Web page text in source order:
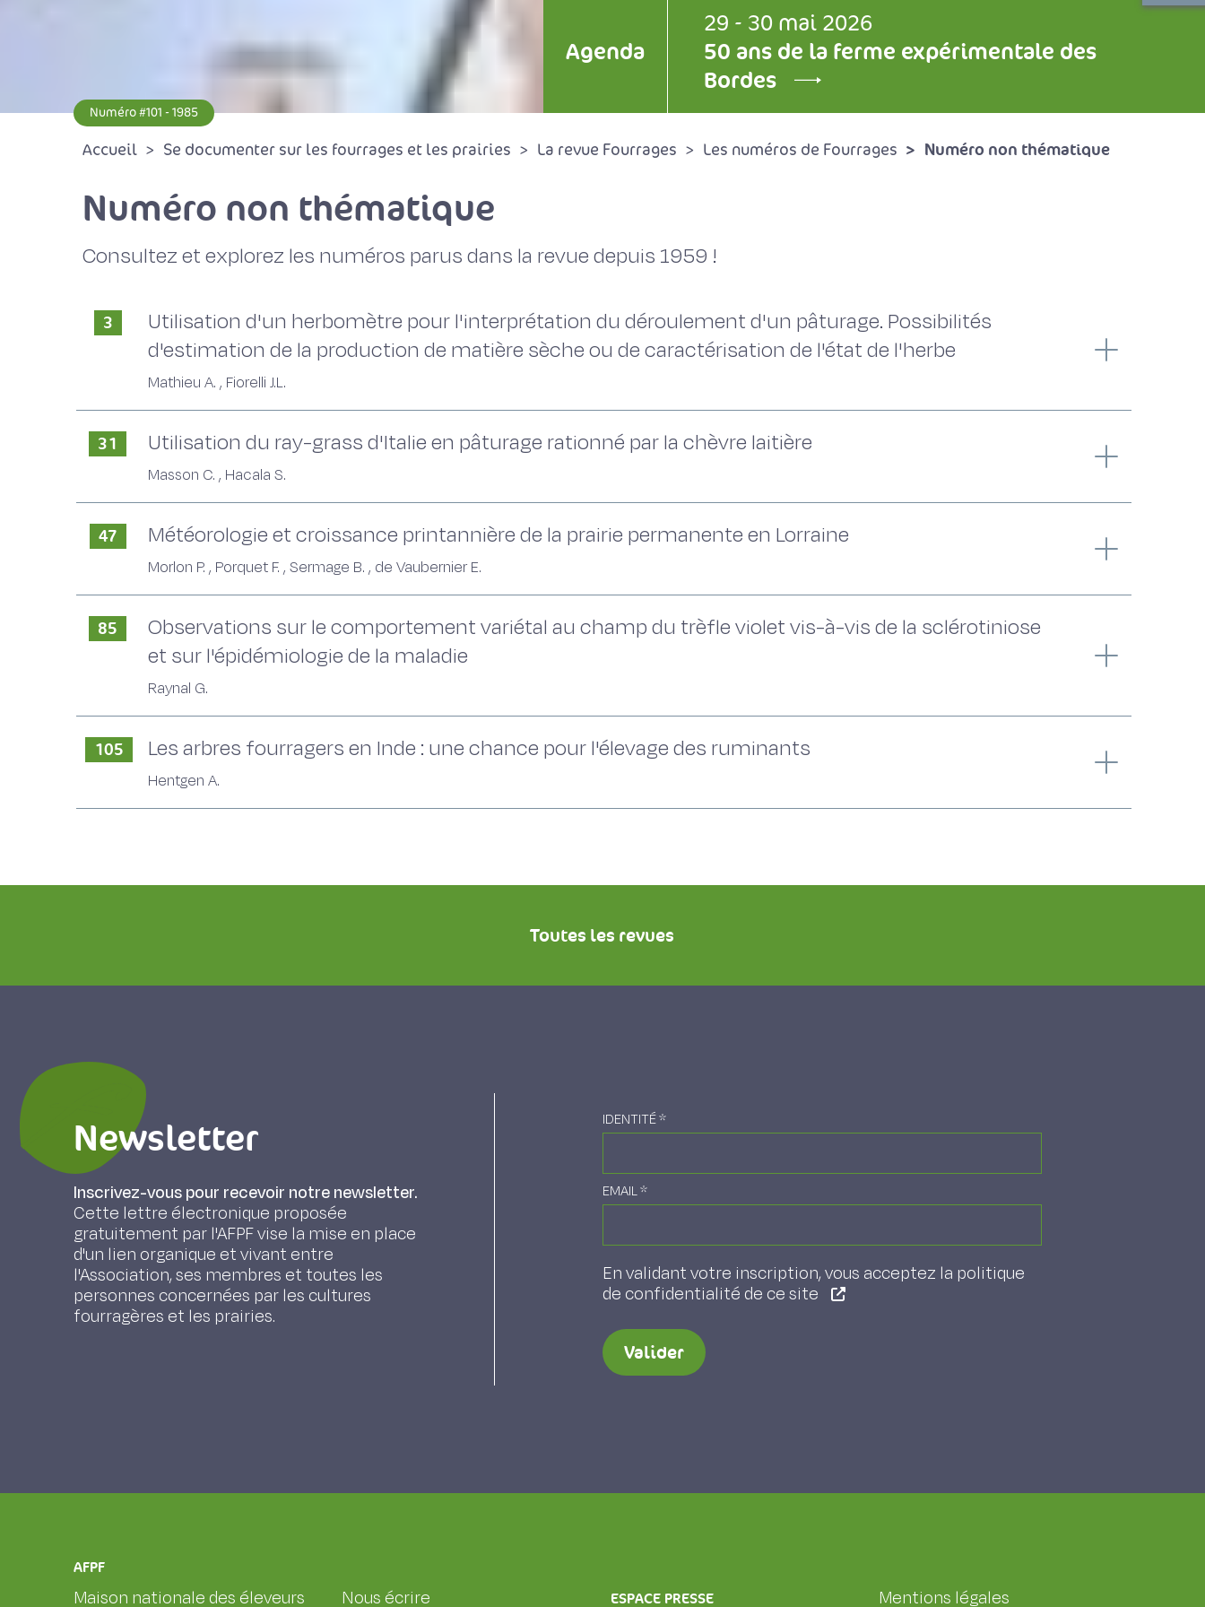
Agenda
29 - 30 mai 2026
50 ans de la ferme expérimentale des
Bordes
Numéro #101 - 1985
Accueil Se documenter sur les fourrages et les prairies La revue Fourrages Les numéros de Fourrages Numéro non thématique
Numéro non thématique
Consultez et explorez les numéros parus dans la revue depuis 1959 !
3
Utilisation d'un herbomètre pour l'interprétation du déroulement d'un pâturage. Possibilités
d'estimation de la production de matière sèche ou de caractérisation de l'état de l'herbe
Mathieu A. , Fiorelli J.L.
31 Utilisation du ray-grass d'Italie en pâturage rationné par la chèvre laitière
Masson C. , Hacala S.
47 Météorologie et croissance printannière de la prairie permanente en Lorraine
Morlon P. , Porquet F. , Sermage B. , de Vaubernier E.
85
Observations sur le comportement variétal au champ du trèfle violet vis-à-vis de la sclérotiniose
et sur l'épidémiologie de la maladie
Raynal G.
105 Les arbres fourragers en Inde : une chance pour l'élevage des ruminants
Hentgen A.
Toutes les revues
Newsletter
Inscrivez-vous pour recevoir notre newsletter.
Cette lettre électronique proposée
gratuitement par l'AFPF vise la mise en place
d'un lien organique et vivant entre
l'Association, ses membres et toutes les
personnes concernées par les cultures
fourragères et les prairies.
IDENTITÉ*
EMAIL*
En validant votre inscription, vous acceptez la politique
de confidentialité de ce site
Valider
AFPF
Maison nationale des éleveurs Nous écrire ESPACE PRESSE Mentions légales